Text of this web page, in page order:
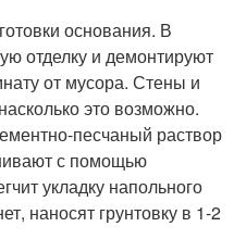
основания. В
отделку и демонтируют
от мусора. Стены и
это возможно.
песчаный раствор
с помощью
укладку напольного
наносят грунтовку в 1-2